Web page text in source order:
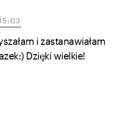
i zastanawiałam
Dzięki wielkie!